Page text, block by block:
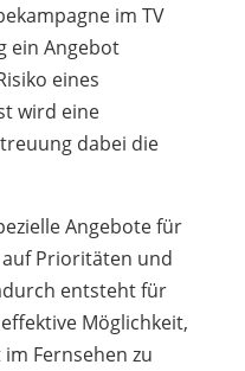
im TV
ein Angebot
eines
wird eine
dabei die
Angebote für
Prioritäten und
entsteht für
Möglichkeit,
Fernsehen zu